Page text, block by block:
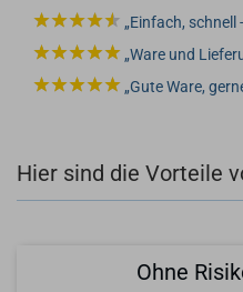
Einfach, schnell
Ware und
Gute Ware,
Hier sind die Vorteile
Ohne